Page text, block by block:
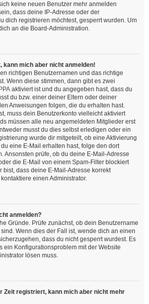
keine neuen Benutzer mehr anmelden
dass deine IP-Adresse oder der
dich registrieren möchtest, gesperrt wurden. Um
an die Board-Administration.
kann mich aber nicht anmelden!
richtigen Benutzernamen und das richtige
Wenn diese stimmen, dann gibt es zwei
aktiviert ist und du angegeben hast, dass du
du bzw. einer deiner Eltern oder deiner
Anweisungen folgen, die du erhalten hast.
muss dein Benutzerkonto vielleicht aktiviert
müssen alle neu angemeldeten Mitglieder erst
musst du dies selbst erledigen oder ein
wurde dir mitgeteilt, ob eine Aktivierung
eine E-Mail erhalten hast, folge den dort
Ansonsten prüfe, ob du deine E-Mail-Adresse
die E-Mail von einem Spam-Filter blockiert
bist, dass deine E-Mail-Adresse korrekt
einen Administrator.
anmelden?
Gründe. Prüfe zunächst, ob dein Benutzername
Wenn dies der Fall ist, wende dich an einen
dass du nicht gesperrt wurdest. Es
ein Konfigurationsproblem mit der Website
lösen muss.
Zeit registriert, kann mich aber nicht mehr